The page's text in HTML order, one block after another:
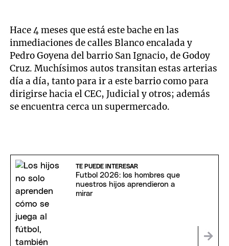
Hace 4 meses que está este bache en las
inmediaciones de calles Blanco encalada y
Pedro Goyena del barrio San Ignacio, de Godoy
Cruz. Muchísimos autos transitan estas arterias
día a día, tanto para ir a este barrio como para
dirigirse hacia el CEC, Judicial y otros; además
se encuentra cerca un supermercado.
TE PUEDE INTERESAR
Futbol 2026: los hombres que
nuestros hijos aprendieron a
mirar